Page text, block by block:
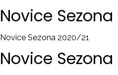
Novice Sezona
Novice Sezona 2020/21
Novice Sezona